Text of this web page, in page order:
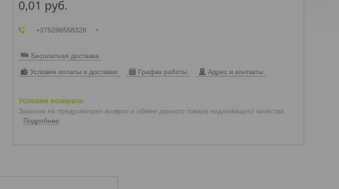
0,01 руб.
+375296558328
Бесплатная доставка
Условия оплаты и доставки График работы Адрес и контакты
Законом не предусмотрен возврат и обмен данного товара надлежащего качества
Подробнее